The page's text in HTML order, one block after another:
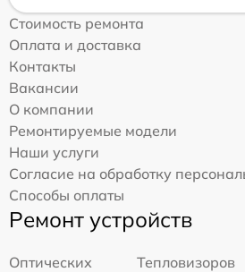
Стоимость ремонта
Оплата и доставка
Контакты
Вакансии
О компании
Ремонтируемые модели
Наши услуги
Согласие на обработку
Способы оплаты
Ремонт устройств
Оптических
Тепловизоров